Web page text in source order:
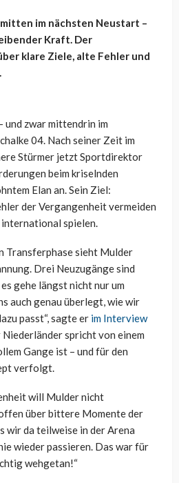
im nächsten Neustart –
Kraft. Der
klare Ziele, alte Fehler und
und zwar mittendrin im
04. Nach seiner Zeit im
Stürmer jetzt Sportdirektor
beim kriselnden
Elan an. Sein Ziel:
der Vergangenheit vermeiden
spielen.
Transferphase sieht Mulder
Drei Neuzugänge sind
gehe längst nicht nur um
auch genau überlegt, wie wir
passt“, sagte er im Interview
Niederländer spricht von einem
Gange ist – und für den
verfolgt.
will Mulder nicht
über bittere Momente der
wir da teilweise in der Arena
wieder passieren. Das war für
wehgetan!“